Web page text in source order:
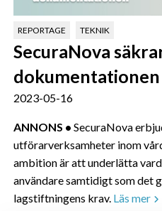
REPORTAGE TEKNIK
SecuraNova
dokumentationen
2023-05-16
ANNONS • SecuraNova
utförarverksamheter inom
ambition är att underlätta
användare samtidigt som det
lagstiftningens krav. Läs mer